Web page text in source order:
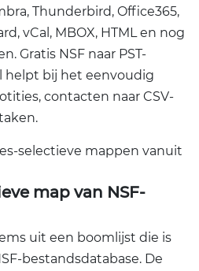
Thunderbird, Office365,
vCal, MBOX, HTML en nog
Gratis NSF naar PST-
helpt bij het eenvoudig
contacten naar CSV-
map van NSF-
uit een boomlijst die is
bestandsdatabase. De